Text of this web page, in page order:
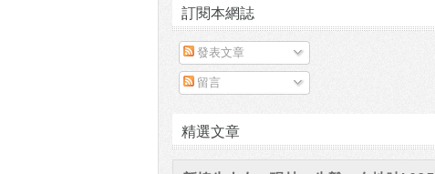
訂閱本網誌
發表文章
留言
精選文章